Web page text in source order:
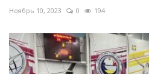
Ноябрь 10, 2023 0 194